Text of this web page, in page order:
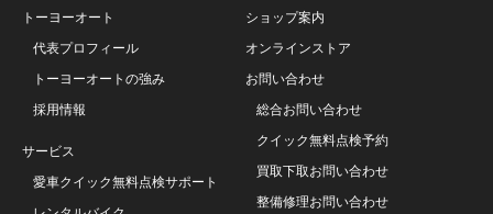
トーヨーオート
代表プロフィール
トーヨーオートの強み
採用情報
サービス
愛車クイック無料点検サポート
ショップ案内
オンラインストア
お問い合わせ
総合お問い合わせ
クイック無料点検予約
買取下取お問い合わせ
整備修理お問い合わせ